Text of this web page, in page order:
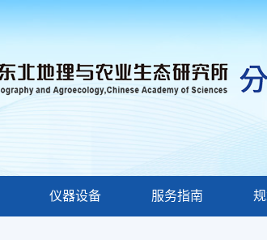
仪器设备 服务指南